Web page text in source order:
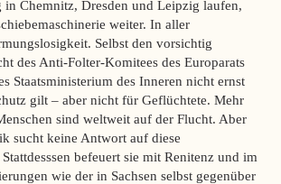
Chemnitz, Dresden und Leipzig laufen,
weiter. In aller
Selbst den vorsichtig
des Anti-Folter-Komitees des Europarats
Staatsministerium des Inneren nicht ernst
gilt – aber nicht für Geflüchtete. Mehr
sind weltweit auf der Flucht. Aber
sucht keine Antwort auf diese
befeuert sie mit Renitenz und im
wie der in Sachsen selbst gegenüber